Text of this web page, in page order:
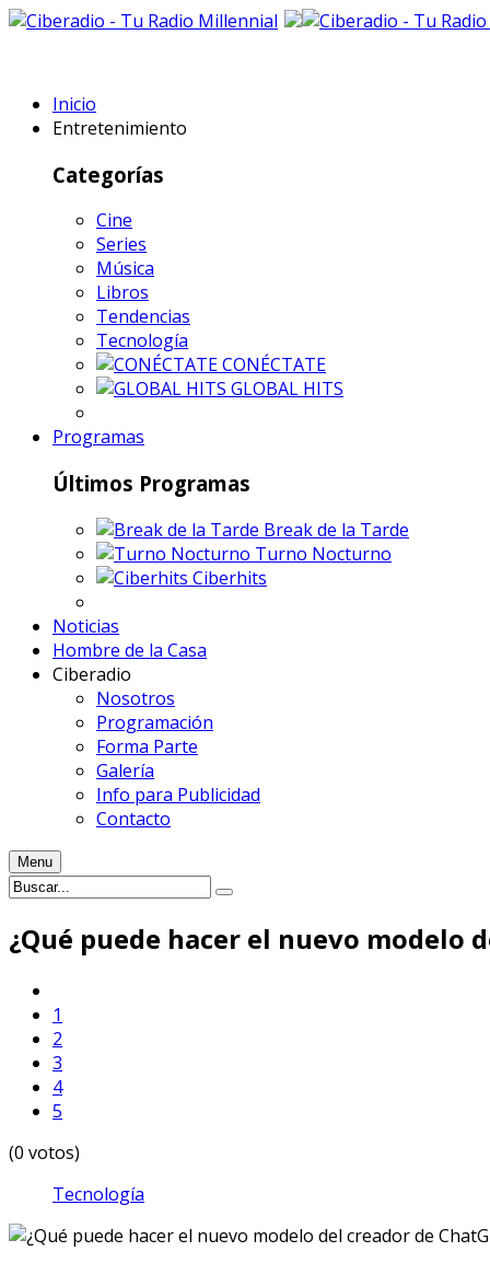
Inicio
Entretenimiento
Categorías
Cine
Series
Música
Libros
Tendencias
Tecnología
CONÉCTATE
GLOBAL HITS
Programas
Últimos Programas
Break de la Tarde
Turno Nocturno
Ciberhits
Noticias
Hombre de la Casa
Ciberadio
Nosotros
Programación
Forma Parte
Galería
Info para Publicidad
Contacto
Menu
¿Qué puede hacer el nuevo modelo
1
2
3
4
5
(0 votos)
Tecnología